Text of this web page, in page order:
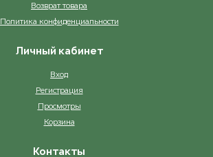
Возврат товара
Политика конфиденциальности
Личный кабинет
Вход
Регистрация
Просмотры
Корзина
Контакты